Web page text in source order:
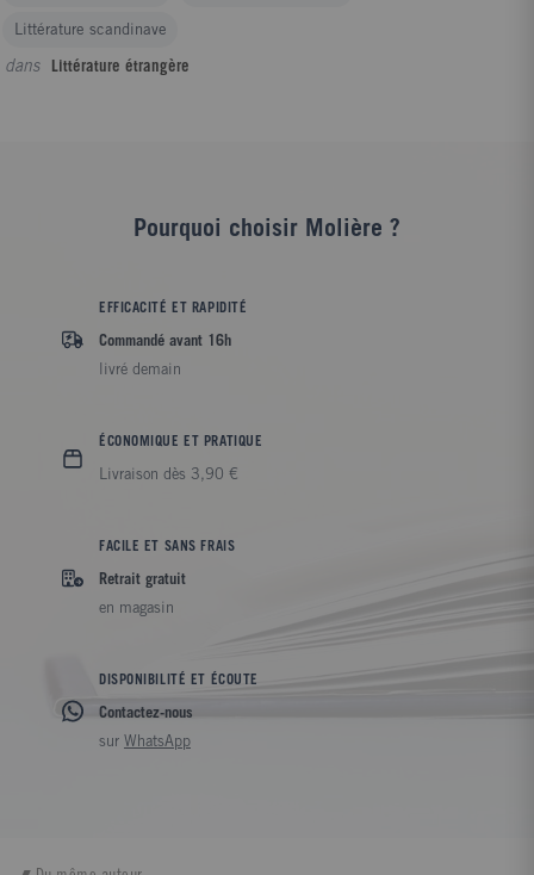
Littérature scandinave
dans Littérature étrangère
Pourquoi choisir Molière ?
EFFICACITÉ ET RAPIDITÉ
Commandé avant 16h
livré demain
ÉCONOMIQUE ET PRATIQUE
Livraison dès 3,90 €
FACILE ET SANS FRAIS
Retrait gratuit
en magasin
DISPONIBILITÉ ET ÉCOUTE
Contactez-nous
sur WhatsApp